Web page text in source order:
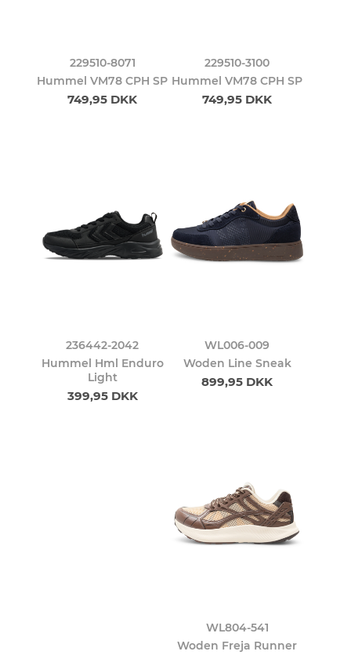
229510-8071
Hummel VM78 CPH SP
749,95 DKK
229510-3100
Hummel VM78 CPH SP
749,95 DKK
236442-2042
Hummel Hml Enduro
Light
399,95 DKK
WL006-009
Woden Line Sneak
899,95 DKK
WL804-541
Woden Freja Runner